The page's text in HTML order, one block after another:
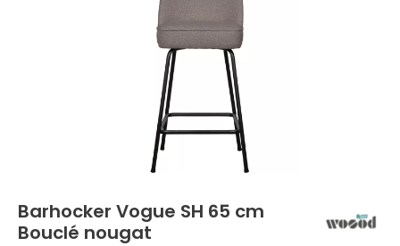
Barhocker Vogue SH 65 cm
Bouclé nougat